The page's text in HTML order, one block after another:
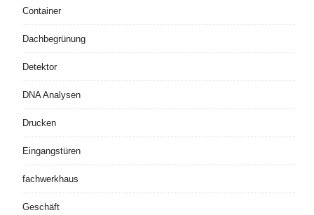
Container
Dachbegrünung
Detektor
DNA Analysen
Drucken
Eingangstüren
fachwerkhaus
Geschäft